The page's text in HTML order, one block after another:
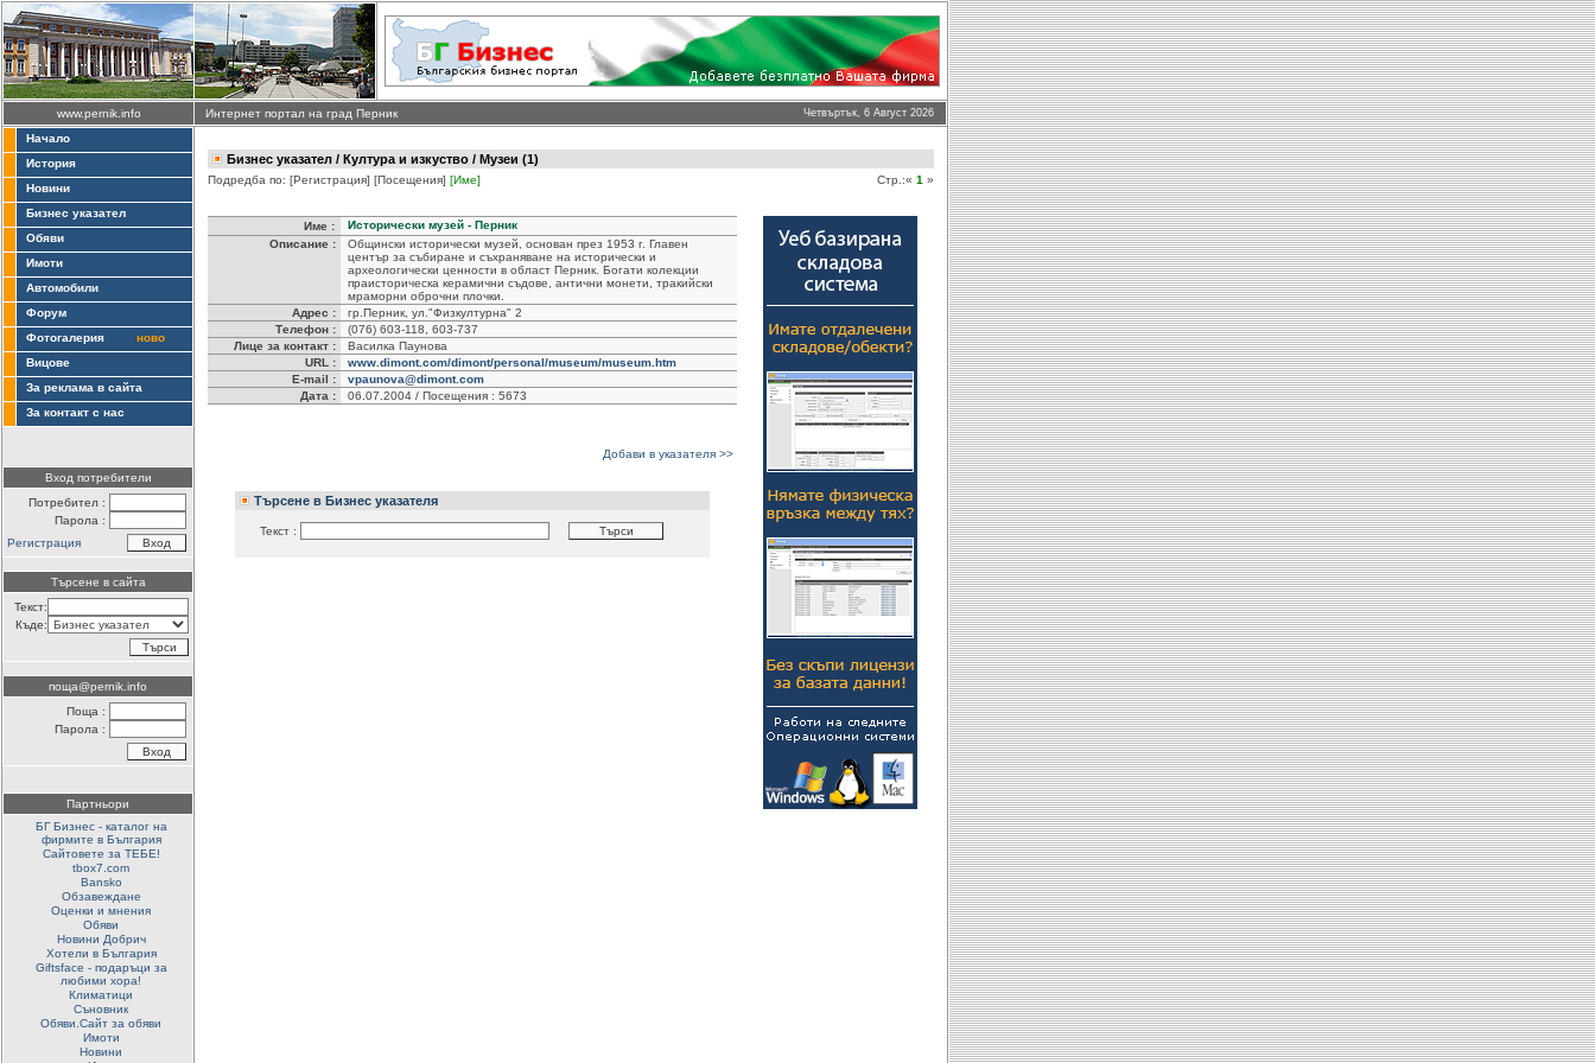
www.pernik.info Интернет портал на град Перник Четвъртък, 6 Август 2026
Начало
История
Новини
Бизнес указател
Обяви
Имоти
Автомобили
Форум
Фотогалерия
ново
Вицове
За реклама в сайта
За контакт с нас
Вход потребители
Потребител :
Парола :
Регистрация
Търсене в сайта
Текст:
Къде:
поща@pernik.info
Поща :
Парола :
Партньори
БГ Бизнес - каталог на
фирмите в България
Сайтовете за ТЕБЕ!
tbox7.com
Bansko
Обзавеждане
Оценки и мнения
Обяви
Новини Добрич
Хотели в България
Giftsface - подаръци за
любими хора!
Климатици
Съновник
Обяви.Сайт за обяви
Имоти
Новини
Бизнес указател / Култура и изкуство / Музеи (1)
Подредба по: [Регистрация] [Посещения] [Име] Стр.:« 1 »
Име :
Исторически музей - Перник
Описание :
Общински исторически музей, основан през 1953 г. Главен
център за събиране и съхраняване на исторически и
археологически ценности в област Перник. Богати колекции
праисторическа керамични съдове, антични монети, тракийски
мраморни оброчни плочки.
Адрес :
гр.Перник, ул."Физкултурна" 2
Телефон :
(076) 603-118, 603-737
Лице за контакт :
Василка Паунова
URL :
www.dimont.com/dimont/personal/museum/museum.htm
E-mail :
vpaunova@dimont.com
Дата :
06.07.2004 / Посещения : 5673
Добави в указателя >>
Търсене в Бизнес указателя
Текст :